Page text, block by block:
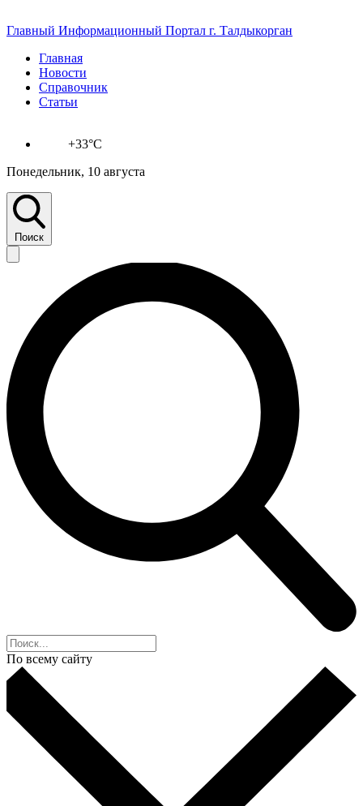
Главный Информационный Портал г. Талдыкорган
Главная
Новости
Справочник
Статьи
+33°C
Понедельник, 10 августа
Поиск
По всему сайту